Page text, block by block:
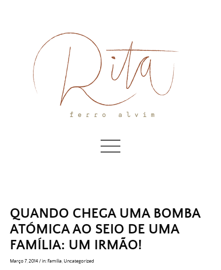
QUANDO CHEGA UMA BOMBA
ATÓMICA AO SEIO DE UMA
FAMÍLIA: UM IRMÃO!
Março 7, 2014/in: Família Uncategorized